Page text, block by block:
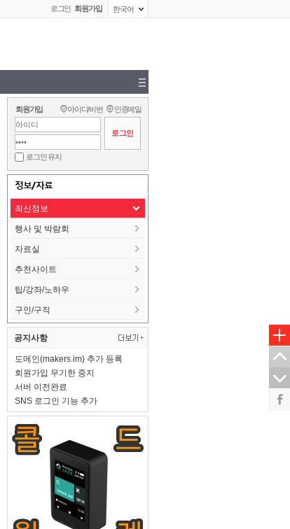
로그인 회원가입 한국어
회원가입 아이디/비번 인증메일
로그인 유지
정보/자료
최신정보
행사 및 박람회
자료실
추천사이트
팁/강좌/노하우
구인/구직
공지사항
도메인(makers.im) 추가 등록
회원가입 무기한 중지
서버 이전완료
SNS 로그인 기능 추가